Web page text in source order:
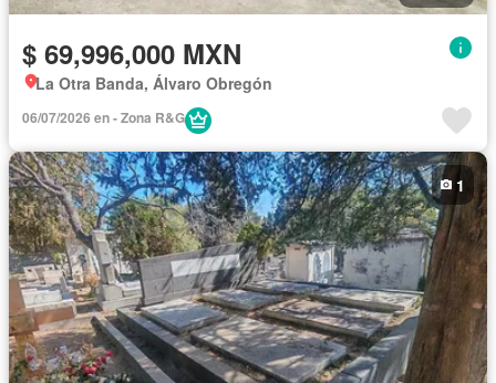
$ 69,996,000 MXN
La Otra Banda, Álvaro Obregón
06/07/2026 en - Zona R&G
1